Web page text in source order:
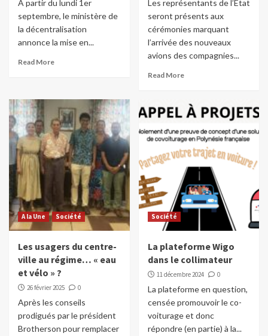
A partir du lundi 1er
septembre, le ministère de
la décentralisation
annonce la mise en...
Read More
Les représentants de l’Etat
seront présents aux
cérémonies marquant
l’arrivée des nouveaux
avions des compagnies...
Read More
A la Une Société
Les usagers du centre-
ville au régime… « eau
et vélo » ?
26 février 2025 0
Après les conseils
prodigués par le président
Brotherson pour remplacer
Société
La plateforme Wigo
dans le collimateur
11 décembre 2024 0
La plateforme en question,
censée promouvoir le co-
voiturage et donc
répondre (en partie) à la...